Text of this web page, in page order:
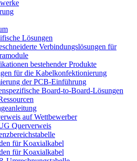
Lösungen
Verbindungslösungen für
bestehender Produkte
für die Kabelkonfektionierung
der PCB-Einführung
Board-to-Board-Lösungen
auf Wettbewerber
Querverweis
für Koaxialkabel
für Koaxialkabel